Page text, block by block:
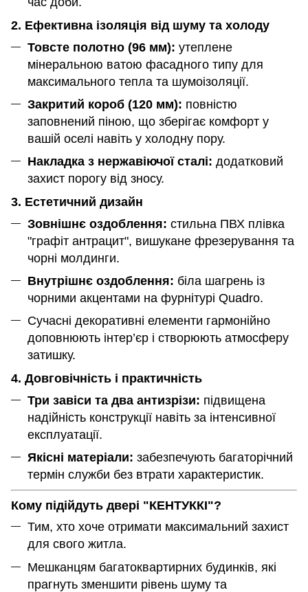
2. Ефективна ізоляція від шуму та холоду
Товсте полотно (96 мм): утеплене
мінеральною ватою фасадного типу для
максимального тепла та шумоізоляції.
Закритий короб (120 мм): повністю
заповнений піною, що зберігає комфорт у
вашій оселі навіть у холодну пору.
Накладка з нержавіючої сталі: додатковий
захист порогу від зносу.
3. Естетичний дизайн
Зовнішнє оздоблення: стильна ПВХ плівка
"графіт антрацит", вишукане фрезерування та
чорні молдинги.
Внутрішнє оздоблення: біла шагрень із
чорними акцентами на фурнітурі Quadro.
Сучасні декоративні елементи гармонійно
доповнюють інтер’єр і створюють атмосферу
затишку.
4. Довговічність і практичність
Три завіси та два антизрізи: підвищена
надійність конструкції навіть за інтенсивної
експлуатації.
Якісні матеріали: забезпечують багаторічний
термін служби без втрати характеристик.
Кому підійдуть двері "КЕНТУККІ"?
Тим, хто хоче отримати максимальний захист
для свого житла.
Мешканцям багатоквартирних будинків, які
прагнуть зменшити рівень шуму та